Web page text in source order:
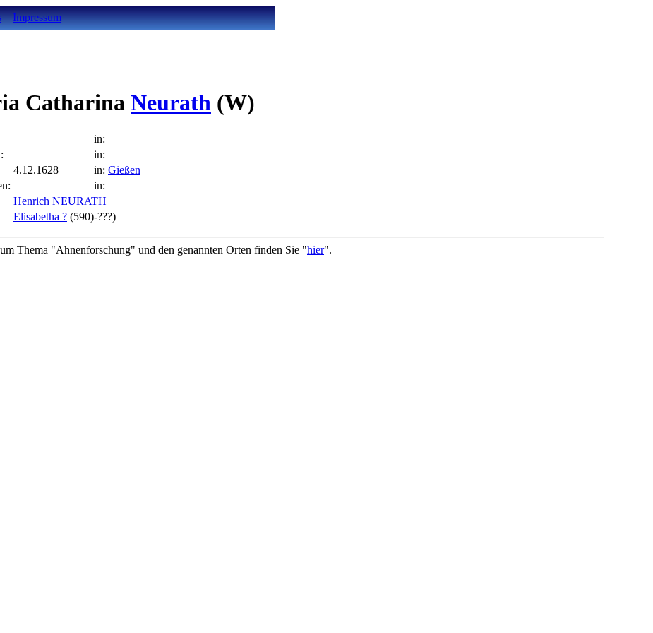
Impressum
Catharina Neurath (W)
in:
in:
4.12.1628 in: Gießen
in:
Henrich NEURATH
Elisabetha ? (590)-???)
Thema "Ahnenforschung" und den genannten Orten finden Sie "hier".